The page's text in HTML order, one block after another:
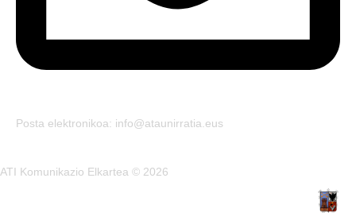
Posta elektronikoa: info@ataunirratia.eus
ATI Komunikazio Elkartea © 2026